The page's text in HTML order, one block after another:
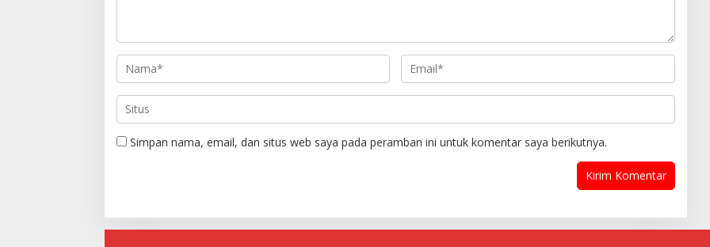
Simpan nama, email, dan situs web saya pada peramban ini untuk komentar saya berikutnya.